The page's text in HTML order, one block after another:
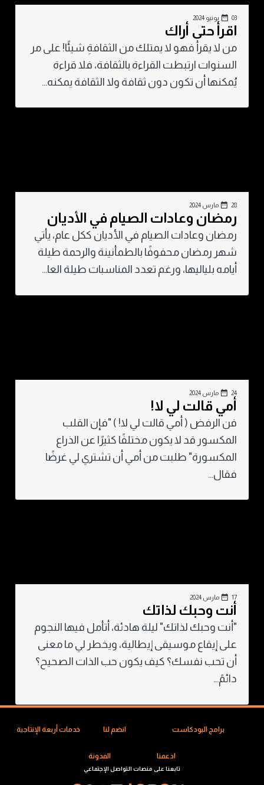
03 يونيو 2024
اقرأ حتى أراك
من لا يقرأ فهو لا يمتلك من الثقافةِ شيئًا! على مر
السنوات ارتبطت القراءة بالثقافة، فلا قراءة
يُمكنها أن تكون دون ثقافة ولا الثقافة يمكنه...
28 مارس 2024
رمضان وعادات الصيام في الأديان
رمضان وعادات الصيام في الأديان ككل عام، يأتي
شهر رمضان محفوفًا بالطمأنينة والرحمة طيلة
أيامه بلياليها، ورغم تعدد المناسبات طيلة العا...
24 مارس 2024
أمي قالت لي لا!
فن الرفض ( أمي قالت لي لا! ) "فإن القلب
المكسور قد لا يكون مختلفًا كثيرًا عن الذراع
المكسورة" طلبت من أمي أن تشتري لي غرضًا
فقال...
17 مارس 2024
أنت وحبك لذاتك
"أنت وحبك لذاتك" ليلة هادئة، أتأمل فيها النجوم
على إيقاع موسيقى إيطالية، ويخطر لي ما معنى
أن تحب نفسك؟ كيف يكون حب الذات الصحيح؟
دائمً...
برامج البودكاست انضم لنا خدمات أربعة الإنتاجية
ادعمنا المدونة
تابعنا على منصات التواصل الإجتماعي